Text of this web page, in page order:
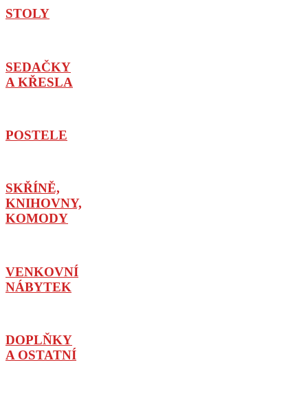
STOLY
SEDAČKY
A KŘESLA
POSTELE
SKŘÍNĚ,
KNIHOVNY,
KOMODY
VENKOVNÍ
NÁBYTEK
DOPLŇKY
A OSTATNÍ